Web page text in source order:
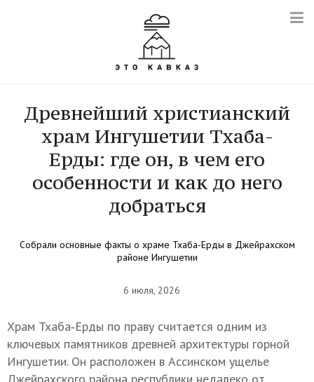
Древнейший христианский
храм Ингушетии Тхаба-
Ерды: где он, в чем его
особенности и как до него
добраться
Собрали основные факты о храме Тхаба-Ерды в Джейрахском
районе Ингушетии
6 июля, 2026
Храм Тхаба‑Ерды по праву считается одним из
ключевых памятников древней архитектуры горной
Ингушетии. Он расположен в Ассинском ущелье